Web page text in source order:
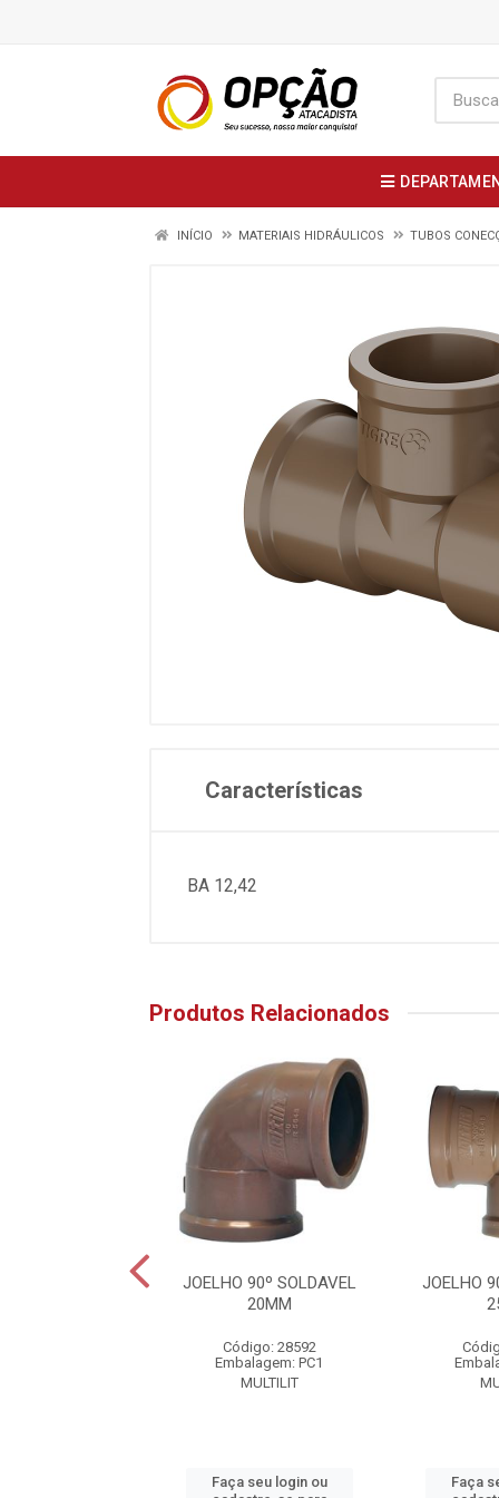
INÍCIO MATERIAIS HIDRÁULICOS TUBOS
Características
BA 12,42
Produtos Relacionados
JOELHO 90º SOLDAVEL
20MM
Código: 28592
Embalagem: PC1
MULTILIT
Faça seu login ou
JOELHO
Faça